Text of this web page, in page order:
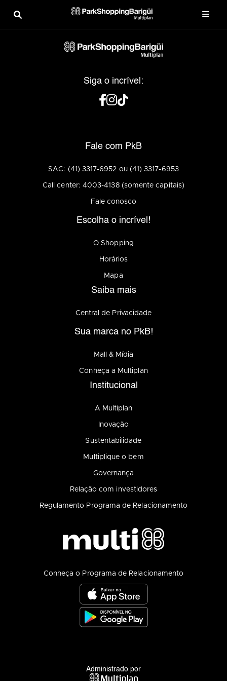
Siga o incrível:
Fale com PkB
SAC: (41) 3317-6952 ou (41) 3317-6953
Call center: 4003-4138 (somente capitais)
Fale conosco
Escolha o incrível!
O Shopping
Horários
Mapa
Saiba mais
Central de Privacidade
Sua marca no PkB!
Mall & Mídia
Conheça a Multiplan
Institucional
A Multiplan
Inovação
Sustentabilidade
Multiplique o bem
Governança
Relação com investidores
Regulamento Programa de Relacionamento
Conheça o Programa de Relacionamento
Administrado por